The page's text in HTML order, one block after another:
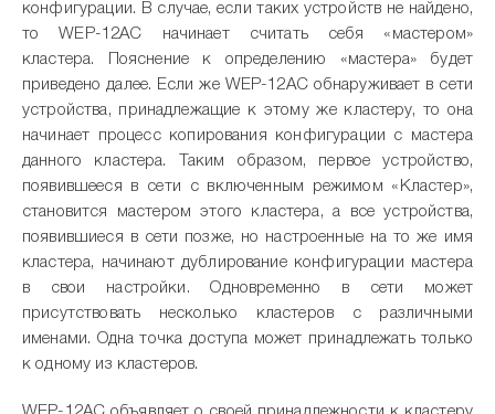
конфигурации. В случае, если таких устройств не найдено,
то WEP-12AC начинает считать себя «мастером»
кластера. Пояснение к определению «мастера» будет
приведено далее. Если же WEP-12AC обнаруживает в сети
устройства, принадлежащие к этому же кластеру, то она
начинает процесс копирования конфигурации с мастера
данного кластера. Таким образом, первое устройство,
появившееся в сети с включенным режимом «Кластер»,
становится мастером этого кластера, а все устройства,
появившиеся в сети позже, но настроенные на то же имя
кластера, начинают дублирование конфигурации мастера
в свои настройки. Одновременно в сети может
присутствовать несколько кластеров с различными
именами. Одна точка доступа может принадлежать только
к одному из кластеров.